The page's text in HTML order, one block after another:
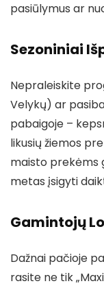
pasiūlymus ar
Sezoniniai
Nepraleiskite
Velykų) ar
pabaigoje –
likusių žiemos
maisto prekėms
metas įsigyti
Gamintojų
Dažnai pačioje
rasite ne tik